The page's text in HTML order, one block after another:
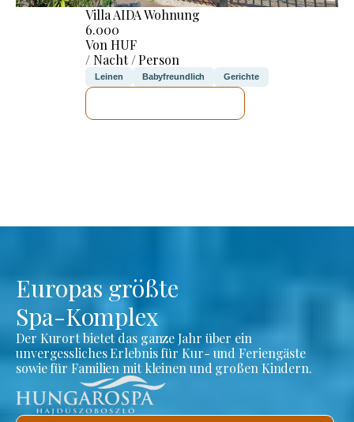
Villa AIDA Wohnung
6.000
Von HUF
/ Nacht / Person
Leinen Babyfreundlich Gerichte
Europas größte
Spa-Komplex
Der Kurort bietet das ganze Jahr über ein
unvergessliches Erlebnis für Kur- und Feriengäste
sowie für Familien mit kleinen und großen Kindern.